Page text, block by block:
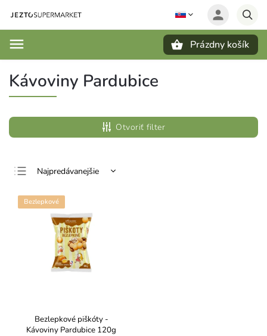
Prázdny košík
Kávoviny Pardubice
Otvoriť filter
Najpredávanejšie
Najdrahšie
Abecedne
Bezlepkové
Bezlepkové piškóty -
Kávoviny Pardubice 120g